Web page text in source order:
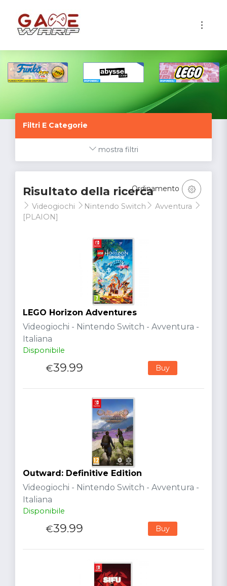
Filtri E Categorie
mostra filtri
Risultato della ricerca
Videogiochi Nintendo Switch
Avventura
[PLAION]
Ordinamento
LEGO Horizon Adventures
Videogiochi - Nintendo Switch - Avventura -
Italiana
Disponibile
€39.99 Buy
Outward: Definitive Edition
Videogiochi - Nintendo Switch - Avventura -
Italiana
Disponibile
€39.99 Buy